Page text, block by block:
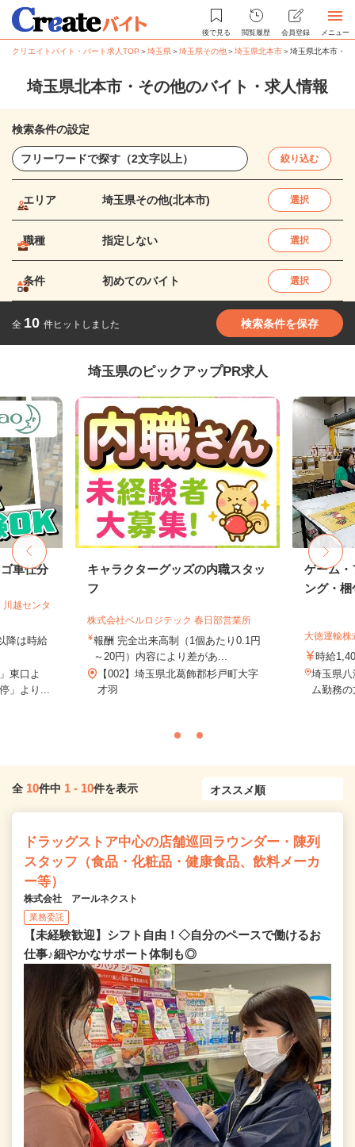
後で見る 閲覧履歴 会員登録 メニュー
クリエイトバイト・パート求人TOP ＞埼玉県＞埼玉県その他＞埼玉県北本市＞埼玉県北本市・
埼玉県北本市・その他のバイト・求人情報
検索条件の設定
絞り込む
エリア 埼玉県その他(北本市) 選択
職種 指定しない 選択
条件 初めてのバイト 選択
全 10 件ヒットしました 検索条件を保存
埼玉県のピックアップPR求人
車仕分
越センタ
降は時給
東口よ
」より...
キャラクターグッズの内職スタッ
フ
株式会社ベルロジテック 春日部営業所
報酬 完全出来高制（1個あたり0.1円
～20円）内容により差があ...
【002】埼玉県北葛飾郡杉戸町大字
才羽
ゲーム・
ング・
大徳運輸株
時給
埼玉県
ム勤務
全 10件中 1 - 10件を表示
ドラッグストア中心の店舗巡回ラウンダー・陳列
スタッフ（食品・化粧品・健康食品、飲料メーカ
ー等）
株式会社 アールネクスト
業務委託
【未経験歓迎】シフト自由！◇自分のペースで働けるお
仕事♪細やかなサポート体制も◎